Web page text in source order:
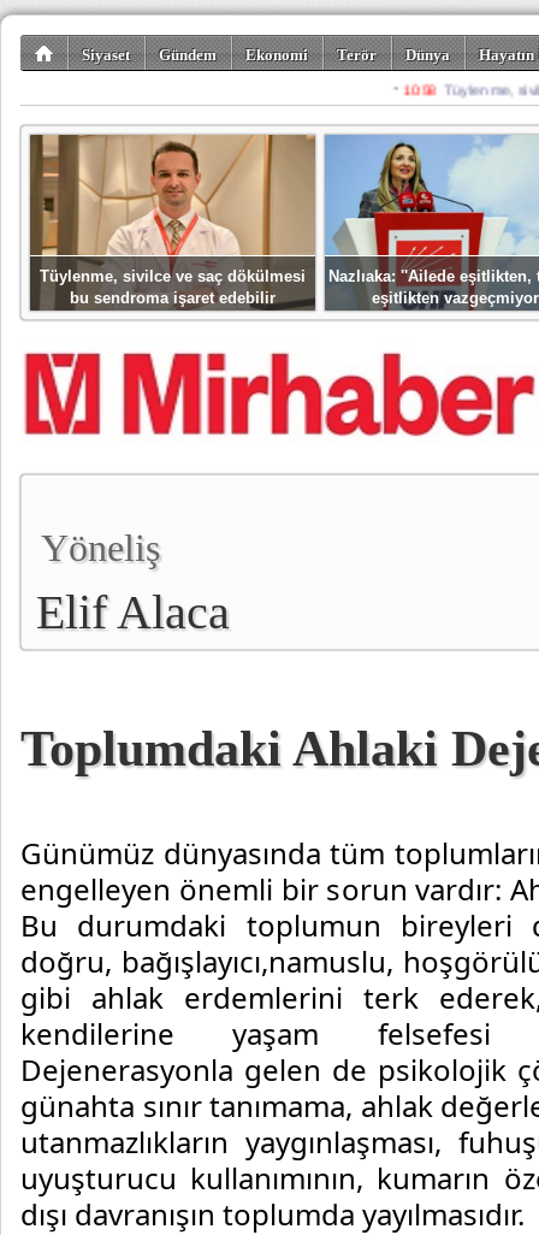
Siyaset Gündem Ekonomi Terör Dünya
Spor Misafir
Tüylenme, sivilce ve saç dökülmesi
bu sendroma işaret edebilir
Nazlıaka: ''Ailede eşitlikten,
eşitlikten
Yöneliş
Elif Alaca
Toplumdaki Ahlaki
Günümüz dünyasında tüm
engelleyen önemli bir sorun vardır:
Bu durumdaki toplumun bireyleri
doğru, bağışlayıcı,namuslu,
gibi ahlak erdemlerini terk ederek,
kendilerine yaşam felsefesi
Dejenerasyonla gelen de psikolojik
günahta sınır tanımama, ahlak
utanmazlıkların yaygınlaşması,
uyuşturucu kullanımının, kumarın
dışı davranışın toplumda yayılmasıdır.